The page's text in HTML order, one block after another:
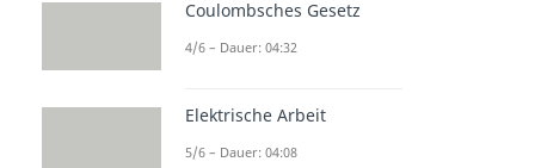
Coulombsches Gesetz
4/6 – Dauer: 04:32
Elektrische Arbeit
5/6 – Dauer: 04:08